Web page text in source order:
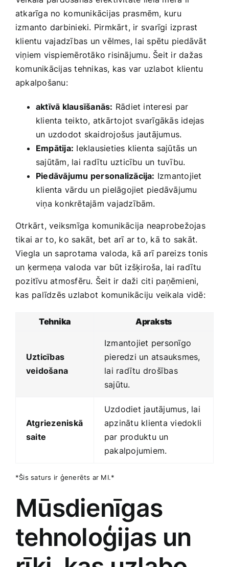
atkarīga no ⁣komunikācijas ⁢prasmēm, kuru
izmanto darbinieki.‌ Pirmkārt, ir svarīgi izprast
klientu vajadzības un vēlmes,⁣ lai spētu piedāvāt
viņiem vispiemērotāko risinājumu. Šeit ir dažas
komunikācijas tehnikas, kas var uzlabot klientu
apkalpošanu:
aktīvā klausīšanās: Rādiet interesi par
klienta teikto, atkārtojot svarīgākās idejas​
un uzdodot skaidrojošus jautājumus.
Empātija: Ieklausieties klienta sajūtās un
sajūtām, lai radītu uzticību un tuvību.
Piedāvājumu personalizācija: Izmantojiet
klienta vārdu ‌un pielāgojiet piedāvājumu
‍viņa konkrētajām vajadzībām.
Otrkārt, veiksmīga komunikācija neaprobežojas
tikai ar⁤ to, ko sakāt, bet arī ar to, kā to sakāt.
Viegla un saprotama valoda, kā ‌arī pareizs tonis
un ķermeņa ⁤valoda var būt‍ izšķiroša, lai radītu
pozitīvu atmosfēru. Šeit‌ ir daži citi paņēmieni,
kas⁢ palīdzēs uzlabot ⁢komunikāciju veikala vidē:
Tehnika Apraksts
Uzticības
veidošana
Izmantojiet personīgo
pieredzi un atsauksmes,
⁢lai radītu drošības
sajūtu.
Atgriezeniskā
saite
Uzdodiet jautājumus, lai
apzinātu klienta viedokli
par produktu ‍un⁣
pakalpojumiem.
*Šis saturs ir ģenerēts ar MI.*
Mūsdienīgas
tehnoloģijas un